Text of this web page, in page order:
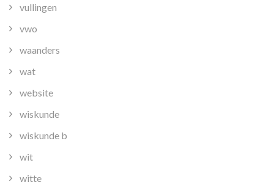
vullingen
vwo
waanders
wat
website
wiskunde
wiskunde b
wit
witte